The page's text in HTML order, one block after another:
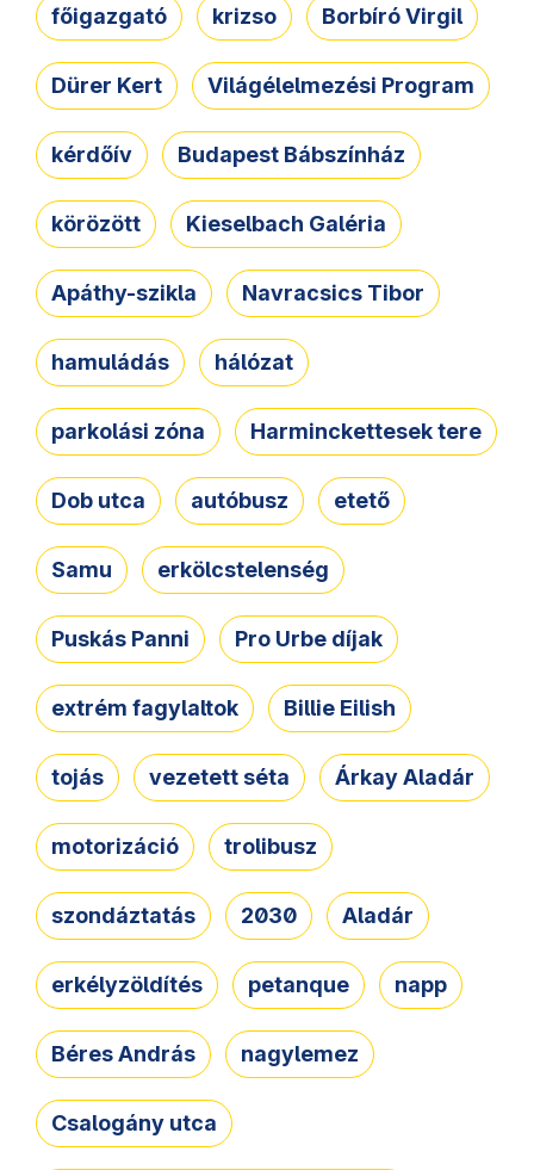
főigazgató krizso Borbíró Virgil
Dürer Kert Világélelmezési Program
kérdőív Budapest Bábszínház
körözött Kieselbach Galéria
Apáthy-szikla Navracsics Tibor
hamuládás hálózat
parkolási zóna Harminckettesek tere
Dob utca autóbusz etető
Samu erkölcstelenség
Puskás Panni Pro Urbe díjak
extrém fagylaltok Billie Eilish
tojás vezetett séta Árkay Aladár
motorizáció trolibusz
szondáztatás 2030 Aladár
erkélyzöldítés petanque napp
Béres András nagylemez
Csalogány utca